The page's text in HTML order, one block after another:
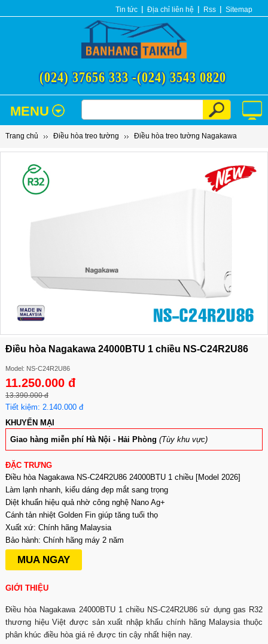
Tin tức Địa chỉ liên hệ Rss Sitemap
(024) 37656 333 -(024) 3543 0820
MENU
Trang chủ Điều hòa treo tường Điều hòa treo tường Nagakawa
Điều hòa Nagakawa 24000BTU 1 chiều NS-C24R2U86
Model: NS-C24R2U86
11.250.000 đ
13.390.000 đ
Tiết kiệm: 2.140.000 đ
KHUYẾN MẠI
Giao hàng miễn phí Hà Nội - Hải Phòng (Tùy khu vực)
ĐẶC TRƯNG
Điều hòa Nagakawa NS-C24R2U86 24000BTU 1 chiều [Model 2026]
Làm lạnh nhanh, kiểu dáng đẹp mắt sang trọng
Diệt khuẩn hiệu quả nhờ công nghệ Nano Ag+
Cánh tản nhiệt Golden Fin giúp tăng tuổi thọ
Xuất xứ: Chính hãng Malaysia
Bảo hành: Chính hãng máy 2 năm
MUA NGAY
GIỚI THIỆU
Điều hòa Nagakawa 24000BTU 1 chiều NS-C24R2U86 sử dụng gas R32
thương hiệu Việt được sản xuất nhập khẩu chính hãng Malaysia thuộc
phân khúc điều hòa giá rẻ được tin cậy nhất hiện nay.